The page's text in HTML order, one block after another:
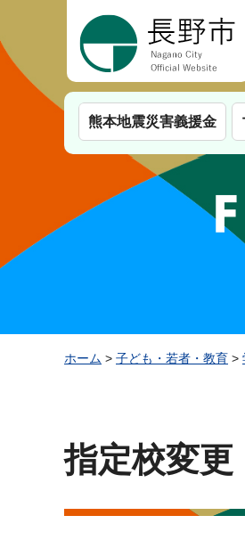
熊本地震災害義援金
ホーム > 子ども・若者・教育 >
指定校変更